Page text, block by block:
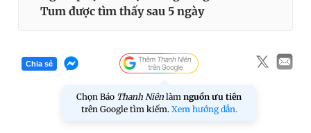
Tum được tìm thấy sau 5 ngày
Chia sẻ
Chọn Báo Thanh Niên làm nguồn ưu tiên
trên Google tìm kiếm. Xem hướng dẫn.